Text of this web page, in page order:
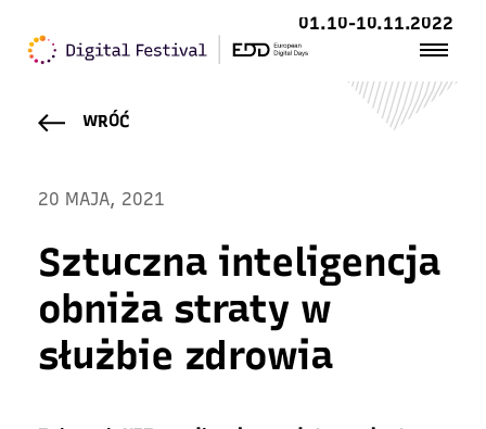
01.10-10.11.2022
WRÓĆ
20 MAJA, 2021
Sztuczna inteligencja
obniża straty w
służbie zdrowia